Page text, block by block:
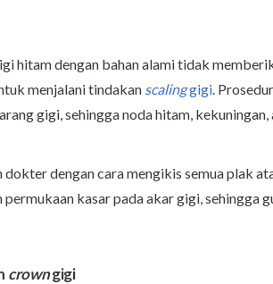
hitam dengan bahan alami tidak
menjalani tindakan scalinggigi.
gigi, sehingga noda hitam,
dengan cara mengikis semua plak
kasar pada akar gigi, sehingga
crowngigi